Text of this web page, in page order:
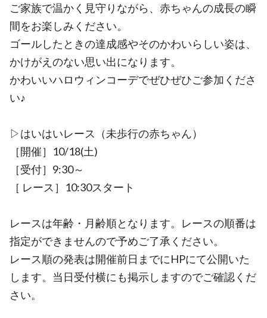
ご家族で温かく見守りながら、赤ちゃんの成長の瞬
間をお楽しみください。
ゴールしたときの達成感やそのかわいらしい姿は、
かけがえのない思い出になります。
かわいいハロウィンコーデでぜひぜひご参加くださ
い♪
▷はいはいレース（未歩行の赤ちゃん）
［開催］10/18(土)
［受付］9:30～
［ レース］10:30スタート
レースは年齢・月齢順となります。レースの順番は
指定ができませんので予めご了承ください。
レース順の発表は開催前日までにHPにて公開いた
します。当日受付横にも掲示しますのでご確認くだ
さい。